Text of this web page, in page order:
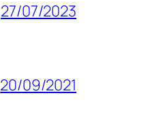
27/07/2023
20/09/2021